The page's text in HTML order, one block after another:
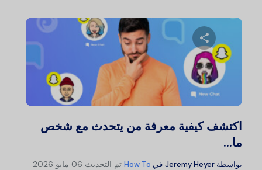
شارك هذا المقال
اكتشف كيفية معرفة من يتحدث مع شخص
ما...
بواسطة Jeremy Heyer في How To تم التحديث